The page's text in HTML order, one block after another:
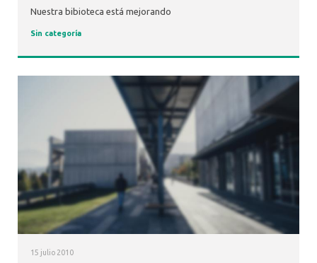
Nuestra bibioteca está mejorando
Sin categoría
15 julio 2010